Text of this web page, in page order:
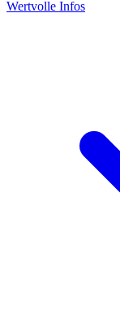
Wertvolle Infos